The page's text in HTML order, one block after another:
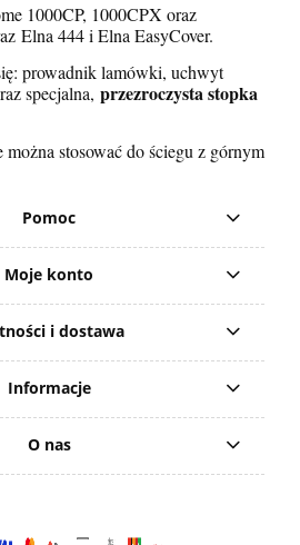
1000CP, 1000CPX oraz
Elna 444 i Elna EasyCover.
prowadnik lamówki, uchwyt
specjalna, przezroczysta stopka
stosować do ściegu z górnym
Pomoc
Moje konto
i dostawa
Informacje
O nas